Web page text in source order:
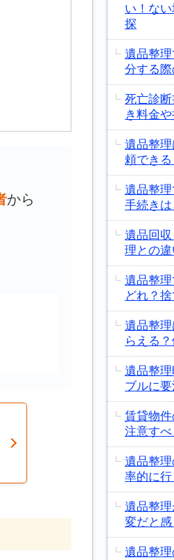
から
い！な
探
遺品整
分する
死亡診
き料金
遺品整
頼でき
遺品整
手続き
遺品回
理との
遺品整
どれ？
遺品整
らえる
遺品整
ブルに
賃貸物
注意す
遺品整
率的に
遺品整
変だと
遺品整理